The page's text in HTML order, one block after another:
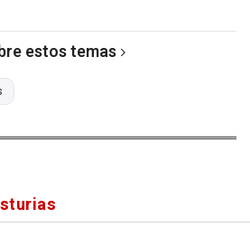
estos temas